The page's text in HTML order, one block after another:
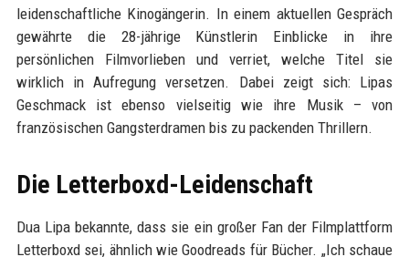
leidenschaftliche Kinogängerin. In einem aktuellen Gespräch
gewährte die 28-jährige Künstlerin Einblicke in ihre
persönlichen Filmvorlieben und verriet, welche Titel sie
wirklich in Aufregung versetzen. Dabei zeigt sich: Lipas
Geschmack ist ebenso vielseitig wie ihre Musik – von
französischen Gangsterdramen bis zu packenden Thrillern.
Die Letterboxd-Leidenschaft
Dua Lipa bekannte, dass sie ein großer Fan der Filmplattform
Letterboxd sei, ähnlich wie Goodreads für Bücher. „Ich schaue